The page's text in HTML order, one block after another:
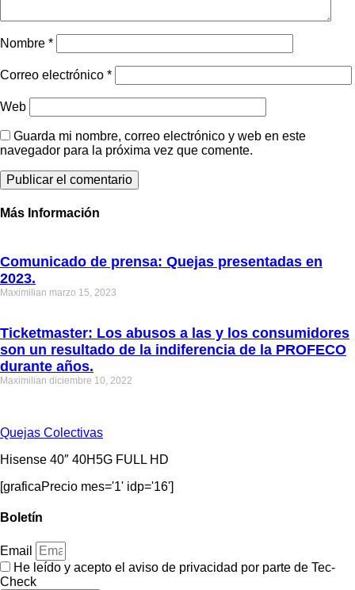
Nombre *
Correo electrónico *
Web
Guarda mi nombre, correo electrónico y web en este
navegador para la próxima vez que comente.
Más Información
Comunicado de prensa: Quejas presentadas en
2023.
Maximilian marzo 15, 2023
Ticketmaster: Los abusos a las y los consumidores
son un resultado de la indiferencia de la PROFECO
durante años.
Maximilian diciembre 10, 2022
Quejas Colectivas
Hisense 40″ 40H5G FULL HD
[graficaPrecio mes='1' idp='16']
Boletín
Email
He leído y acepto el aviso de privacidad por parte de Tec-
Check